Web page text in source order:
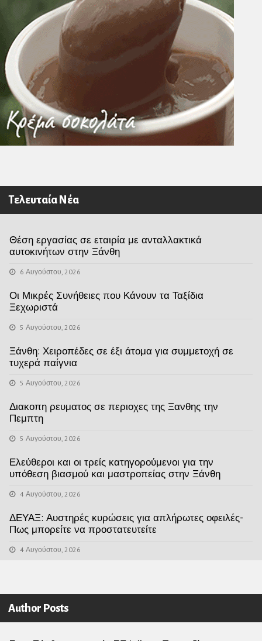
Τελευταία Νέα
Θέση εργασίας σε εταιρία με ανταλλακτικά
αυτοκινήτων στην Ξάνθη
6 Αυγούστου, 2026
Οι Μικρές Συνήθειες που Κάνουν τα Ταξίδια
Ξεχωριστά
5 Αυγούστου, 2026
Ξάνθη: Χειροπέδες σε έξι άτομα για συμμετοχή σε
τυχερά παίγνια
5 Αυγούστου, 2026
Διακοπη ρευματος σε περιοχες της Ξανθης την
Πεμπτη
5 Αυγούστου, 2026
Ελεύθεροι και οι τρείς κατηγορούμενοι για την
υπόθεση βιασμού και μαστροπείας στην Ξάνθη
4 Αυγούστου, 2026
ΔΕΥΑΞ: Αυστηρές κυρώσεις για απλήρωτες οφειλές-
Πως μπορείτε να προστατευτείτε
4 Αυγούστου, 2026
Author Posts